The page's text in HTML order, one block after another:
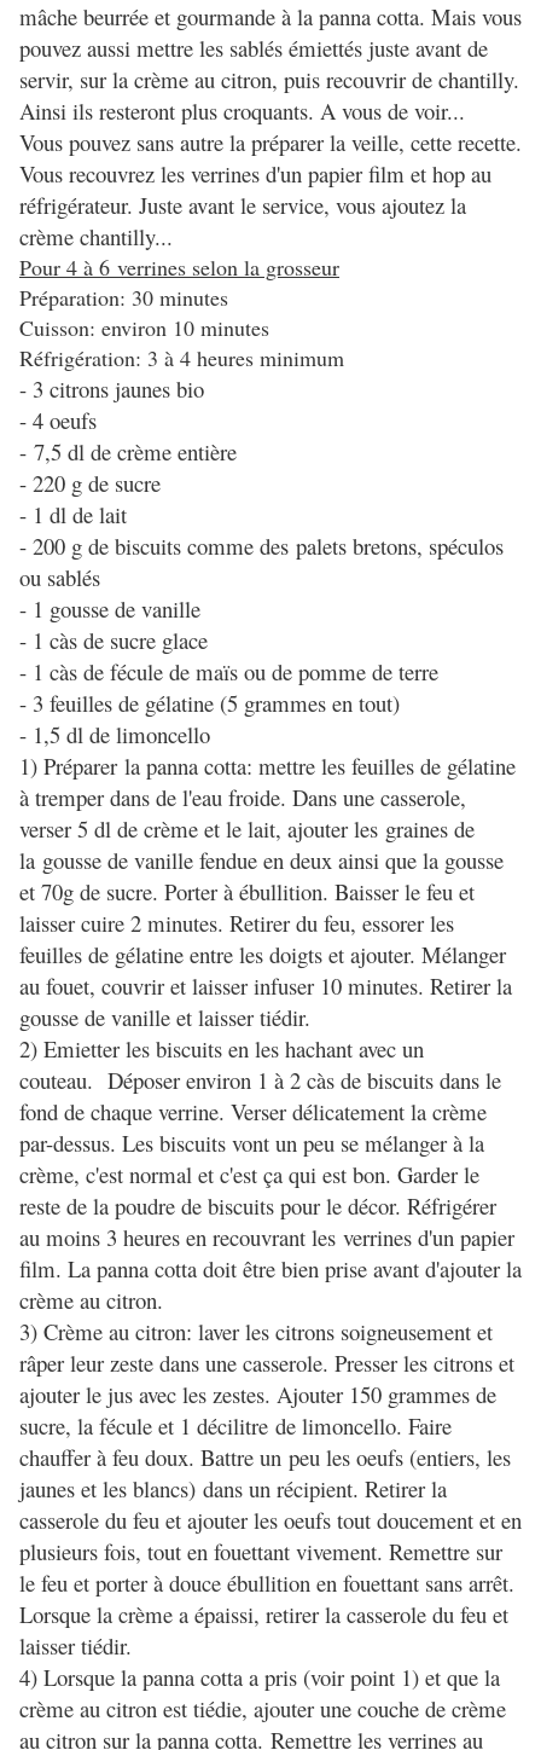
mâche beurrée et gourmande à la panna cotta. Mais vous
pouvez aussi mettre les sablés émiettés juste avant de
servir, sur la crème au citron, puis recouvrir de chantilly.
Ainsi ils resteront plus croquants. A vous de voir...
Vous pouvez sans autre la préparer la veille, cette recette.
Vous recouvrez les verrines d'un papier film et hop au
réfrigérateur. Juste avant le service, vous ajoutez la
crème chantilly...
Pour 4 à 6 verrines selon la grosseur
Préparation: 30 minutes
Cuisson: environ 10 minutes
Réfrigération: 3 à 4 heures minimum
- 3 citrons jaunes bio
- 4 oeufs
- 7,5 dl de crème entière
- 220 g de sucre
- 1 dl de lait
- 200 g de biscuits comme des palets bretons, spéculos
ou sablés
- 1 gousse de vanille
- 1 càs de sucre glace
- 1 càs de fécule de maïs ou de pomme de terre
- 3 feuilles de gélatine (5 grammes en tout)
- 1,5 dl de limoncello
1) Préparer la panna cotta: mettre les feuilles de gélatine
à tremper dans de l'eau froide. Dans une casserole,
verser 5 dl de crème et le lait, ajouter les graines de
la gousse de vanille fendue en deux ainsi que la gousse
et 70g de sucre. Porter à ébullition. Baisser le feu et
laisser cuire 2 minutes. Retirer du feu, essorer les
feuilles de gélatine entre les doigts et ajouter. Mélanger
au fouet, couvrir et laisser infuser 10 minutes. Retirer la
gousse de vanille et laisser tiédir.
2) Emietter les biscuits en les hachant avec un
couteau. Déposer environ 1 à 2 càs de biscuits dans le
fond de chaque verrine. Verser délicatement la crème
par-dessus. Les biscuits vont un peu se mélanger à la
crème, c'est normal et c'est ça qui est bon. Garder le
reste de la poudre de biscuits pour le décor. Réfrigérer
au moins 3 heures en recouvrant les verrines d'un papier
film. La panna cotta doit être bien prise avant d'ajouter la
crème au citron.
3) Crème au citron: laver les citrons soigneusement et
râper leur zeste dans une casserole. Presser les citrons et
ajouter le jus avec les zestes. Ajouter 150 grammes de
sucre, la fécule et 1 décilitre de limoncello. Faire
chauffer à feu doux. Battre un peu les oeufs (entiers, les
jaunes et les blancs) dans un récipient. Retirer la
casserole du feu et ajouter les oeufs tout doucement et en
plusieurs fois, tout en fouettant vivement. Remettre sur
le feu et porter à douce ébullition en fouettant sans arrêt.
Lorsque la crème a épaissi, retirer la casserole du feu et
laisser tiédir.
4) Lorsque la panna cotta a pris (voir point 1) et que la
crème au citron est tiédie, ajouter une couche de crème
au citron sur la panna cotta. Remettre les verrines au